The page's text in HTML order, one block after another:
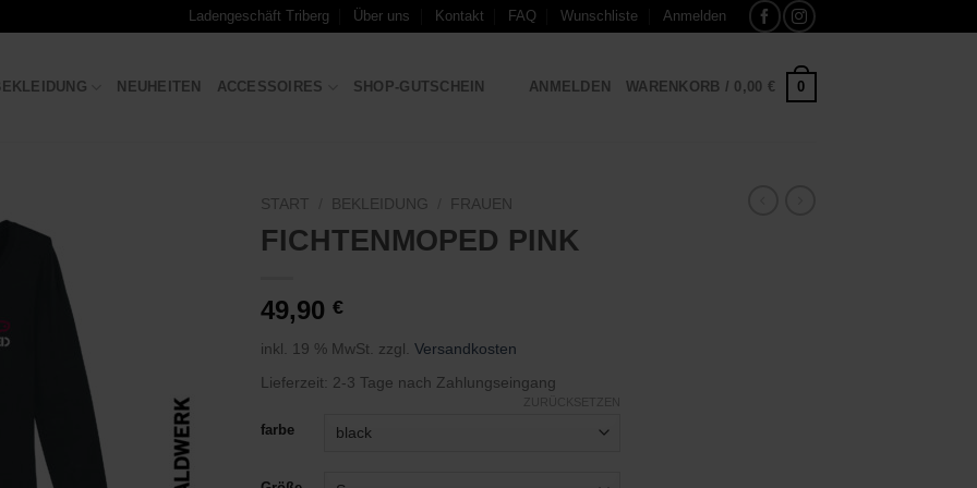
Ladengeschäft Triberg Über uns Kontakt FAQ Wunschliste Anmelden
NEUHEITEN ACCESSOIRES SHOP-GUTSCHEIN ANMELDEN WARENKORB / 0,00 € 0
START BEKLEIDUNG FRAUEN
FICHTENMOPED PINK
49,90 €
inkl. 19 % MwSt. zzgl. Versandkosten
Lieferzeit: 2-3 Tage nach Zahlungseingang
farbe